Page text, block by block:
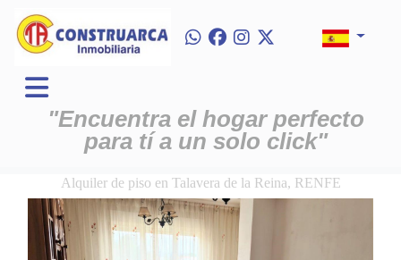
"Encuentra el hogar perfecto
para tí a un solo click"
Alquiler de piso en Talavera de la Reina, RENFE